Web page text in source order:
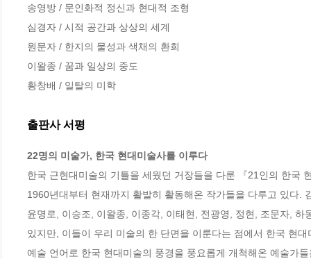
송영방 / 문인화적 정신과 현대적 조형
심경자 / 시적 공간과 상상의 세계
원문자 / 한지의 물성과 색채의 환희
이왈종 / 꿈과 일상의 중도
황창배 / 일탈의 미학
출판사 서평
22명의 미술가, 한국 현대미술사를 이루다
한국 근현대미술의 기틀을 세웠던 거장들을 다룬 『21인의 한국
1960년대부터 현재까지 활발히 활동해온 작가들을 다루고 있다.
윤명로, 이승조, 이왈종, 이종각, 이태현, 전광영, 정현, 조문자,
있지만, 이들이 우리 미술의 한 단면을 이룬다는 점에서 한국 현
예술 언어로 한국 현대미술의 풍경을 풍요롭게 개척해온 예술가